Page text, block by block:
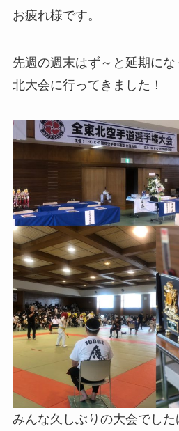
お疲れ様です。
先週の週末はず～と延期に
北大会に行ってきました！
みんな久しぶりの大会でし